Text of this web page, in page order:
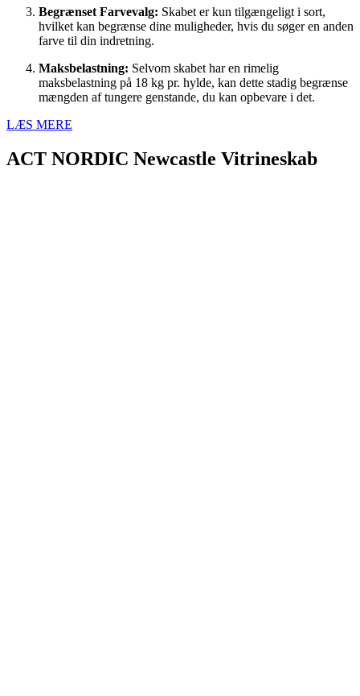
Begrænset Farvevalg: Skabet er kun tilgængeligt i sort,
hvilket kan begrænse dine muligheder, hvis du søger en anden
farve til din indretning.
Maksbelastning: Selvom skabet har en rimelig
maksbelastning på 18 kg pr. hylde, kan dette stadig begrænse
mængden af tungere genstande, du kan opbevare i det.
LÆS MERE
ACT NORDIC Newcastle Vitrineskab